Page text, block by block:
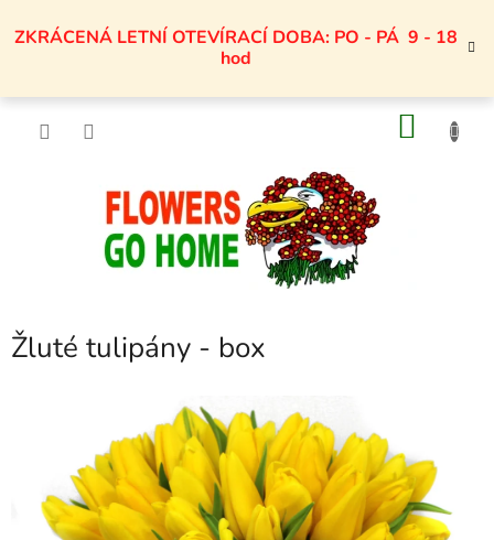
naZKRÁCENÁ LETNÍ OTEVÍRACÍ DOBA: PO - PÁ 9 - 18
hod
Žluté tulipány - box